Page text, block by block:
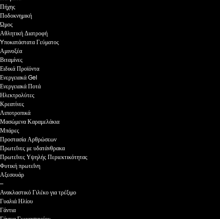
Πήχης
Ποδοκνημική
Ώμος
Αθλητική Διατροφή
Yποκατάστατα Γεύματος
Αμινοξέα
Βιταμίνες
Ειδικά Προϊόντα
Ενεργειακά Gel
Ενεργειακά Ποτά
Ηλεκτρολύτες
Κρεατίνες
Λιποτροπικά
Μασώμενα Καραμελάκια
Μπάρες
Προστασία Αρθρώσεων
Πρωτεΐνες με υδατάνθρακα
Πρωτεΐνες Υψηλής Περιεκτικότητας
Φυτική πρωτεΐνη
Αξεσουάρ
–
Ανακλαστικό Γιλέκο για τρέξιμο
Γυαλιά Ηλίου
Γάντια